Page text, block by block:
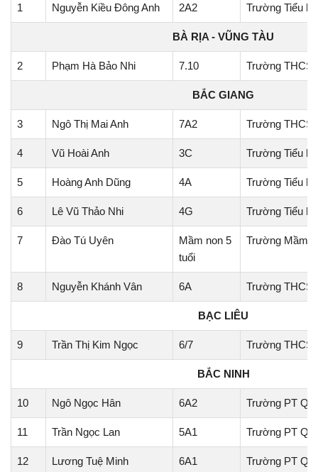
1 Nguyễn Kiều Đông Anh 2A2 Trường Tiểu
BÀ RỊA - VŨNG TÀU
2 Phạm Hà Bảo Nhi 7.10 Trường THCS
BẮC GIANG
3 Ngô Thị Mai Anh 7A2 Trường THCS
4 Vũ Hoài Anh 3C Trường Tiểu
5 Hoàng Anh Dũng 4A Trường Tiểu
6 Lê Vũ Thảo Nhi 4G Trường Tiểu
7 Đào Tú Uyên
Mầm non 5
tuổi
Trường Mầm
8 Nguyễn Khánh Vân 6A Trường THCS
BẠC LIÊU
9 Trần Thị Kim Ngọc 6/7 Trường THCS
BẮC NINH
10 Ngô Ngọc Hân 6A2 Trường PT
11 Trần Ngọc Lan 5A1 Trường PT
12 Lương Tuệ Minh 6A1 Trường PT